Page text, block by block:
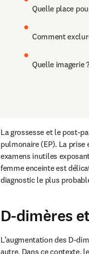
Quelle place
Comment
Quelle imagerie ?
La grossesse et le post-
pulmonaire (EP). La prise
examens inutiles
femme enceinte est
diagnostic le plus
D-dimères
L’augmentation des D-
autre. Dans ce contexte,